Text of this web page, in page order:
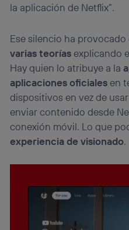
la aplicación de Netflix”.
Ese silencio ha
varias teoríasexplicando
Hay quien lo atribuye a la
aplicaciones oficialesen
dispositivos en vez de
enviar contenido desde
conexión móvil. Lo que
experiencia de visionado.